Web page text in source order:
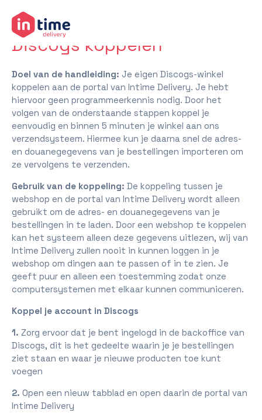
terug naar helpcenter
Discogs koppelen
Doel van de handleiding: Je eigen Discogs-winkel
koppelen aan de portal van Intime Delivery. Je hebt
hiervoor geen programmeerkennis nodig. Door het
volgen van de onderstaande stappen koppel je
eenvoudig en binnen 5 minuten je winkel aan ons
verzendsysteem. Hiermee kun je daarna snel de adres-
en douanegegevens van je bestellingen importeren om
ze vervolgens te verzenden.
Gebruik van de koppeling: De koppeling tussen je
webshop en de portal van Intime Delivery wordt alleen
gebruikt om de adres- en douanegegevens van je
bestellingen in te laden. Door een webshop te koppelen
kan het systeem alleen deze gegevens uitlezen, wij van
Intime Delivery zullen nooit in kunnen loggen in je
webshop om dingen aan te passen of in te zien. Je
geeft puur en alleen een toestemming zodat onze
computersystemen met elkaar kunnen communiceren.
Koppel je account in Discogs
1. Zorg ervoor dat je bent ingelogd in de backoffice van
Discogs, dit is het gedeelte waarin je je bestellingen
ziet staan en waar je nieuwe producten toe kunt
voegen
2. Open een nieuw tabblad en open daarin de portal van
Intime Delivery